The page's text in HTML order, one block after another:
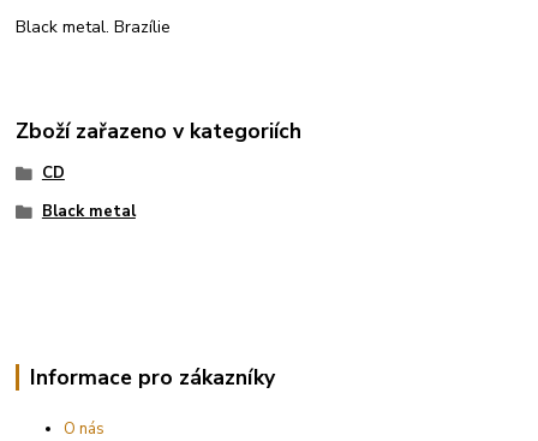
Black metal. Brazílie
Zboží zařazeno v kategoriích
CD
Black metal
Informace pro zákazníky
O nás